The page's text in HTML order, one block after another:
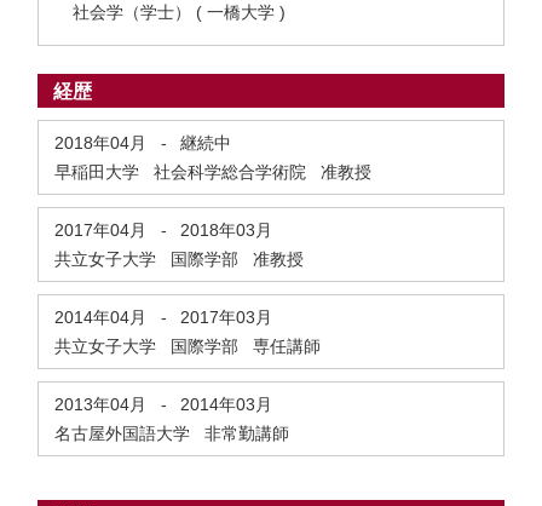
社会学（学士） ( 一橋大学 )
経歴
2018年04月 -
継続中
早稲田大学 社会科学総合学術院 准教授
2017年04月 -
2018年03月
共立女子大学 国際学部 准教授
2014年04月 -
2017年03月
共立女子大学 国際学部 専任講師
2013年04月 -
2014年03月
名古屋外国語大学 非常勤講師